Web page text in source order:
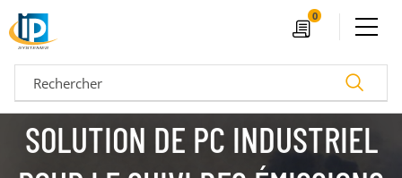
0
Devis Ouvrir le menu
SOLUTION DE PC INDUSTRIEL